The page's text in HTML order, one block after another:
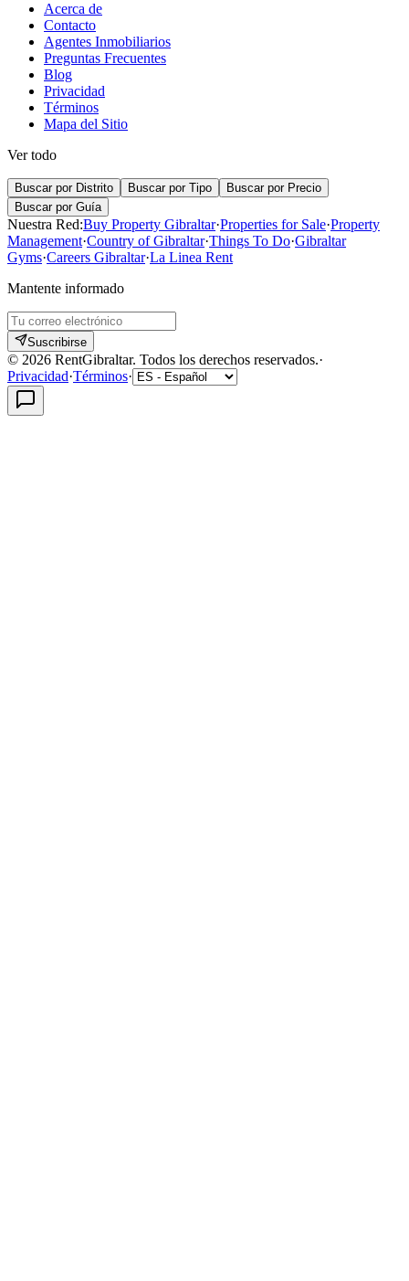
Acerca de
Contacto
Agentes Inmobiliarios
Preguntas Frecuentes
Blog
Privacidad
Términos
Mapa del Sitio
Ver todo
Buscar por Distrito Buscar por Tipo
Buscar por Precio
Buscar por Guía
Nuestra Red:Buy Property Gibraltar·Properties for Sale·Property
Management·Country of Gibraltar·Things To Do·Gibraltar
Gyms·Careers Gibraltar·La Linea Rent
Mantente informado
Suscribirse
© 2026 RentGibraltar. Todos los derechos reservados.·
Privacidad·Términos·